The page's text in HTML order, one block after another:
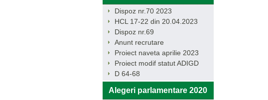
Dispoz nr.70 2023
HCL 17-22 din 20.04.2023
Dispoz nr.69
Anunt recrutare
Proiect naveta aprilie 2023
Proiect modif statut ADIGD
D 64-68
Alegeri parlamentare 2020